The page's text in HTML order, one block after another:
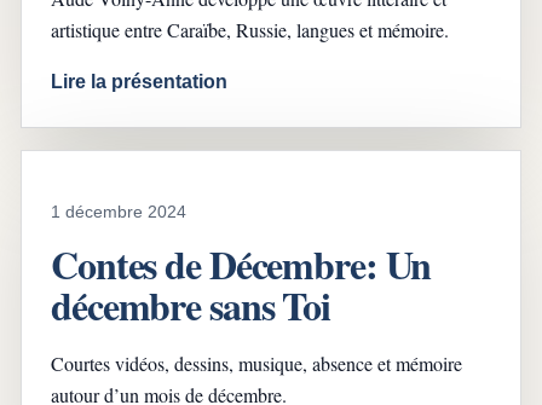
artistique entre Caraïbe, Russie, langues et mémoire.
Lire la présentation
1 décembre 2024
Contes de Décembre: Un
décembre sans Toi
Courtes vidéos, dessins, musique, absence et mémoire
autour d’un mois de décembre.